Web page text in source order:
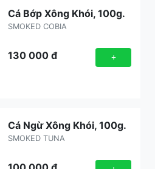
Cá Bớp Xông Khói, 100g.
SMOKED COBIA
130 000đ +
Cá Ngừ Xông Khói, 100g.
SMOKED TUNA